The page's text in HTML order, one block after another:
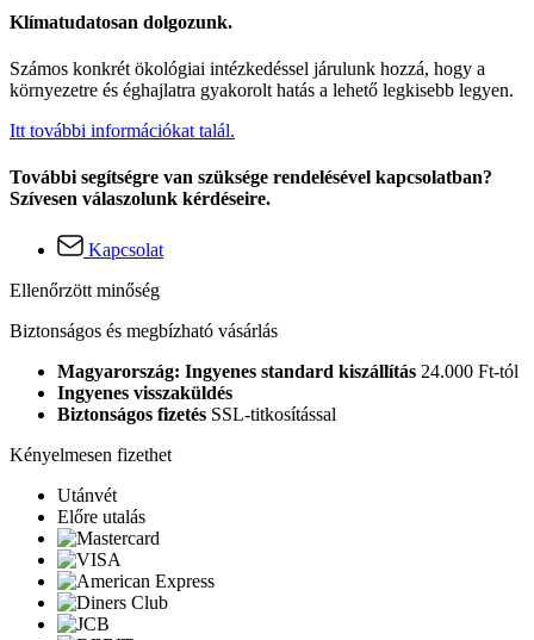
Klímatudatosan dolgozunk.
Számos konkrét ökológiai intézkedéssel járulunk hozzá, hogy a
környezetre és éghajlatra gyakorolt hatás a lehető legkisebb legyen.
Itt további információkat talál.
További segítségre van szüksége rendelésével kapcsolatban?
Szívesen válaszolunk kérdéseire.
Kapcsolat
Ellenőrzött minőség
Biztonságos és megbízható vásárlás
Magyarország: Ingyenes standard kiszállítás 24.000 Ft-tól
Ingyenes visszaküldés
Biztonságos fizetés SSL-titkosítással
Kényelmesen fizethet
Utánvét
Előre utalás